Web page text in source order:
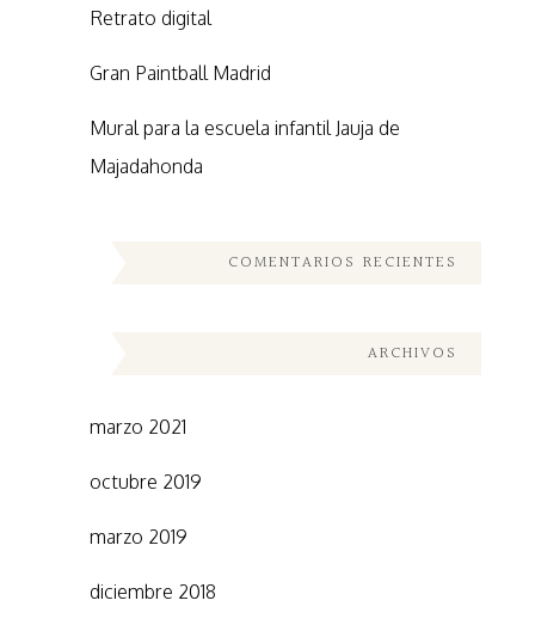
Retrato digital
Gran Paintball Madrid
Mural para la escuela infantil Jauja de
Majadahonda
COMENTARIOS RECIENTES
ARCHIVOS
marzo 2021
octubre 2019
marzo 2019
diciembre 2018